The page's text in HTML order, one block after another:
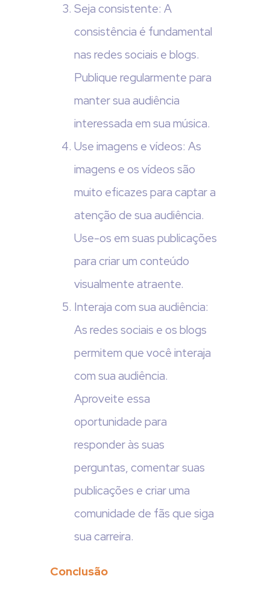
Seja consistente: A
consistência é fundamental
nas redes sociais e blogs.
Publique regularmente para
manter sua audiência
interessada em sua música.
Use imagens e vídeos: As
imagens e os vídeos são
muito eficazes para captar a
atenção de sua audiência.
Use-os em suas publicações
para criar um conteúdo
visualmente atraente.
Interaja com sua audiência:
As redes sociais e os blogs
permitem que você interaja
com sua audiência.
Aproveite essa
oportunidade para
responder às suas
perguntas, comentar suas
publicações e criar uma
comunidade de fãs que siga
sua carreira.
Conclusão